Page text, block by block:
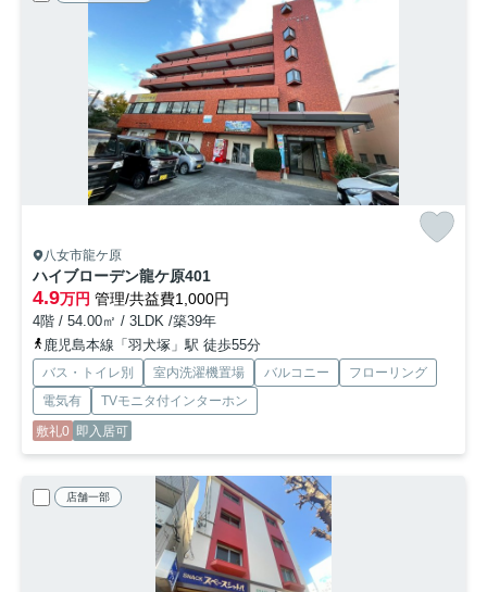
八女市龍ケ原
ハイブローデン龍ケ原401
4.9万円 管理/共益費1,000円
4階 / 54.00㎡ / 3LDK /築39年
鹿児島本線「羽犬塚」駅 徒歩55分
バス・トイレ別 室内洗濯機置場 バルコニー
フローリング
電気有
TVモニタ付インターホン
敷礼0 即入居可
店舗一部